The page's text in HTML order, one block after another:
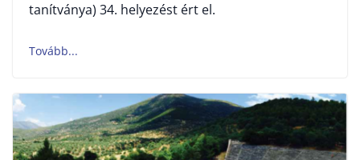
tanítványa) 34. helyezést ért el.